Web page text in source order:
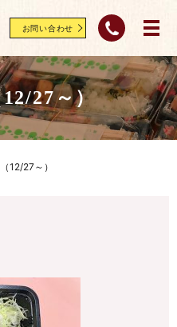
お問い合わせ
27～）
12/27～）